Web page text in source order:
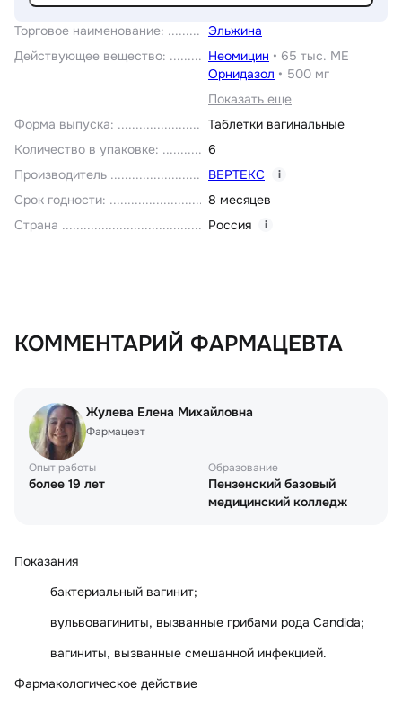
Торговое наименование:
Эльжина
Действующее вещество: Неомицин • 65 тыс. МЕ
Орнидазол • 500 мг
Показать еще
Форма выпуска:
Таблетки вагинальные
Количество в упаковке:
6
Производитель
ВЕРТЕКС i
Срок годности:
8 месяцев
Страна
Россия i
КОММЕНТАРИЙ ФАРМАЦЕВТА
Жулева Елена Михайловна
Фармацевт
Опыт работы
более 19 лет
Образование
Пензенский базовый
медицинский колледж
Показания
бактериальный вагинит;
вульвовагиниты, вызванные грибами рода Candida;
вагиниты, вызванные смешанной инфекцией.
Фармакологическое действие